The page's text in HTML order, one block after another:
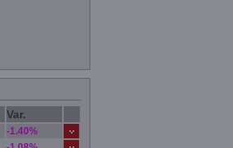
Var.
-1.40%